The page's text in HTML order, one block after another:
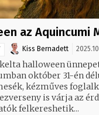
az Aquincumi
Kiss Bernadett
halloween
október 31-én
kézműves
is várja az
felkereshetik...